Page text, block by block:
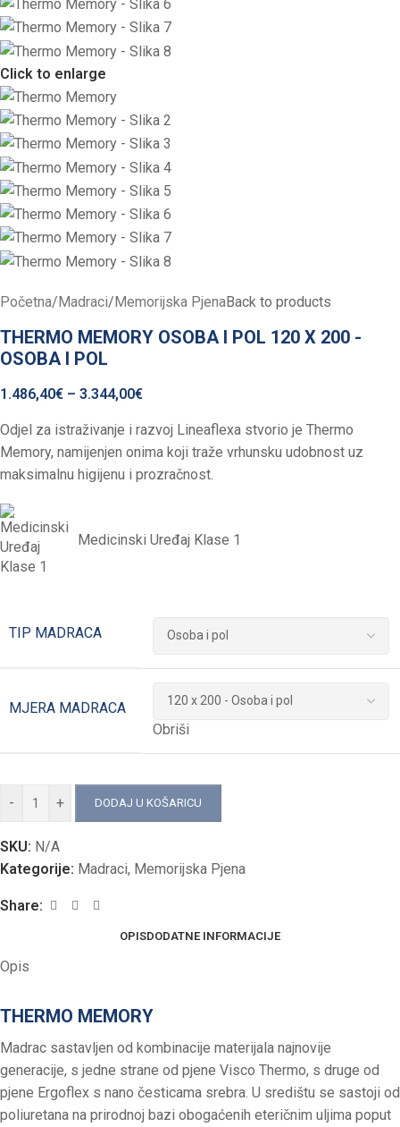
Click to enlarge
Početna/Madraci/Memorijska PjenaBack to products
THERMO MEMORY OSOBA I POL 120 X 200 -
OSOBA I POL
1.486,40€ – 3.344,00€
Odjel za istraživanje i razvoj Lineaflexa stvorio je Thermo
Memory, namijenjen onima koji traže vrhunsku udobnost uz
maksimalnu higijenu i prozračnost.
Medicinski Uređaj Klase 1
TIP MADRACA
MJERA MADRACA
Obriši
- + DODAJ U KOŠARICU
SKU: N/A
Kategorije: Madraci, Memorijska Pjena
Share:
OPISDODATNE INFORMACIJE
Opis
THERMO MEMORY
Madrac sastavljen od kombinacije materijala najnovije
generacije, s jedne strane od pjene Visco Thermo, s druge od
pjene Ergoflex s nano česticama srebra. U središtu se sastoji od
poliuretana na prirodnoj bazi obogaćenih eteričnim uljima poput